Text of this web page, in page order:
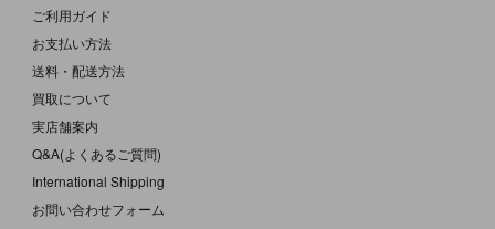
ご利用ガイド
お支払い方法
送料・配送方法
買取について
実店舗案内
Q&A(よくあるご質問)
International Shipping
お問い合わせフォーム